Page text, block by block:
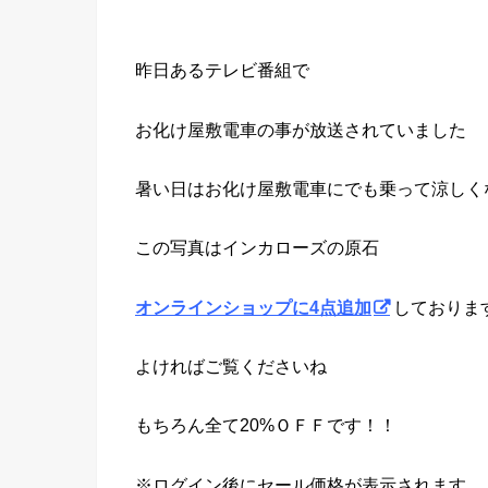
昨日あるテレビ番組で
お化け屋敷電車の事が放送されていました
暑い日はお化け屋敷電車にでも乗って涼し
この写真はインカローズの原石
オンラインショップに4点追加 しておりま
よければご覧くださいね
もちろん全て20%ＯＦＦです！！